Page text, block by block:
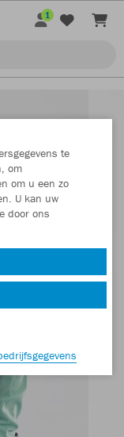
1
te
om
om u een zo
U kan uw
door ons